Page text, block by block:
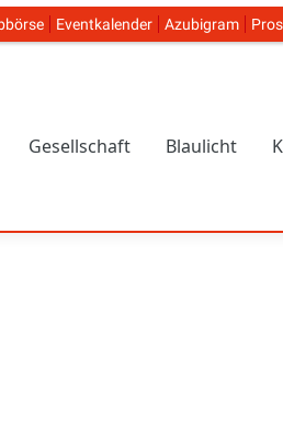
Eventkalender Azubigram
Gesellschaft Blaulicht